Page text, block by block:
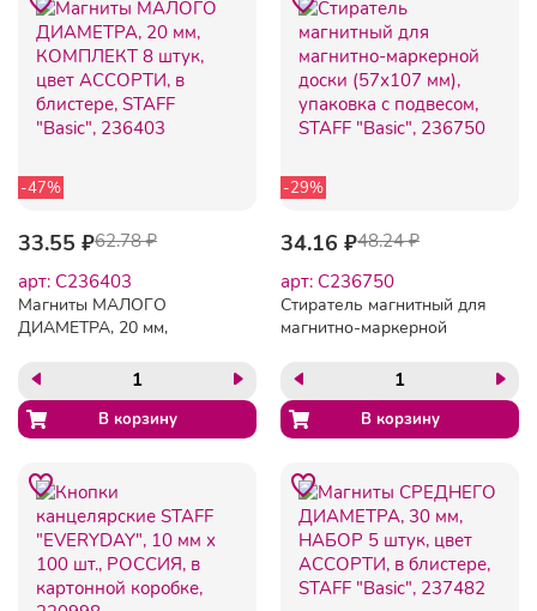
-47%
33.55 ₽62.78 ₽
арт: C236403
Магниты МАЛОГО
ДИАМЕТРА, 20 мм,
АССОРТИ, в блистере,
STAFF "Basic", 236403
-29%
34.16 ₽48.24 ₽
арт: C236750
Стиратель магнитный для
магнитно-маркерной
упаковка с подвесом,
STAFF "Basic", 236750